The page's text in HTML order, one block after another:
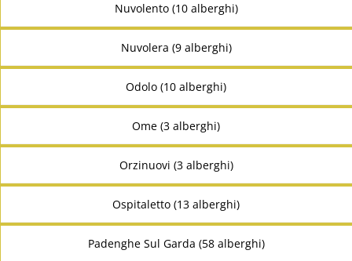
Nuvolento (10 alberghi)
Nuvolera (9 alberghi)
Odolo (10 alberghi)
Ome (3 alberghi)
Orzinuovi (3 alberghi)
Ospitaletto (13 alberghi)
Padenghe Sul Garda (58 alberghi)